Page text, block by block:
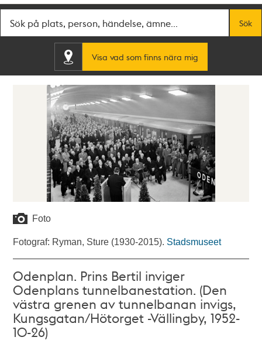
Sök
Visa vad som finns nära mig
Foto
Fotograf: Ryman, Sture (1930-2015). Stadsmuseet
Odenplan. Prins Bertil inviger
Odenplans tunnelbanestation. (Den
västra grenen av tunnelbanan invigs,
Kungsgatan/Hötorget -Vällingby, 1952-
10-26)